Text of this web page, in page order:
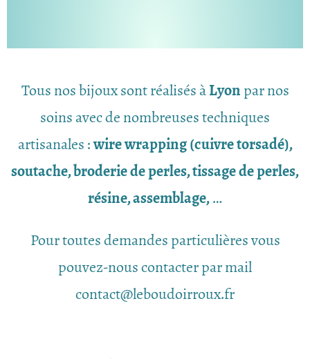
Tous nos bijoux sont réalisés àLyonpar nos
soins avec de nombreuses techniques
artisanales :wire wrapping (cuivre torsadé),
soutache, broderie de perles, tissage de perles,
résine, assemblage,…
Pour toutes demandes particulières vous
pouvez-nous contacter par mail
contact@leboudoirroux.fr